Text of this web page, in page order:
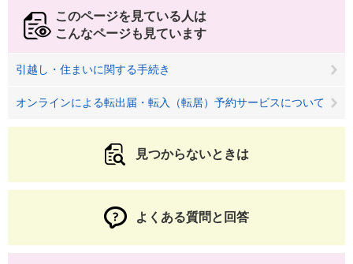
このページを見ている人は
こんなページも見ています
引越し・住まいに関する手続き
オンラインによる転出届・転入（転居）予約サービスについて
見つからないときは
よくある質問と回答